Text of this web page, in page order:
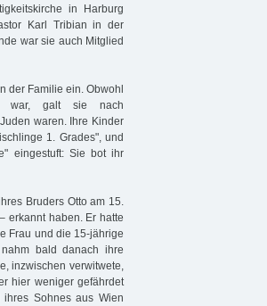
in Harburg
Karl Tribian in der
war sie auch Mitglied
der Familie ein. Obwohl
war, galt sie nach
waren. Ihre Kinder
1. Grades", und
eingestuft: Sie bot ihr
Bruders Otto am 15.
erkannt haben. Er hatte
Frau und die 15-jährige
bald danach ihre
inzwischen verwitwete,
hier weniger gefährdet
Sohnes aus Wien